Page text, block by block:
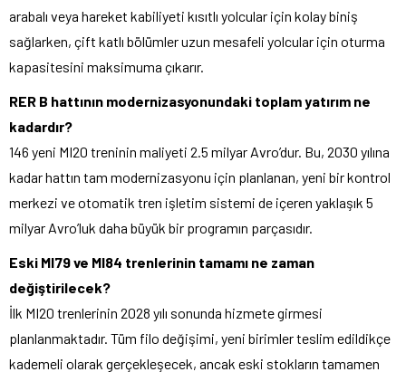
arabalı veya hareket kabiliyeti kısıtlı yolcular için kolay biniş
sağlarken, çift katlı bölümler uzun mesafeli yolcular için oturma
kapasitesini maksimuma çıkarır.
RER B hattının modernizasyonundaki toplam yatırım ne
kadardır?
146 yeni MI20 treninin maliyeti 2.5 milyar Avro’dur. Bu, 2030 yılına
kadar hattın tam modernizasyonu için planlanan, yeni bir kontrol
merkezi ve otomatik tren işletim sistemi de içeren yaklaşık 5
milyar Avro’luk daha büyük bir programın parçasıdır.
Eski MI79 ve MI84 trenlerinin tamamı ne zaman
değiştirilecek?
İlk MI20 trenlerinin 2028 yılı sonunda hizmete girmesi
planlanmaktadır. Tüm filo değişimi, yeni birimler teslim edildikçe
kademeli olarak gerçekleşecek, ancak eski stokların tamamen